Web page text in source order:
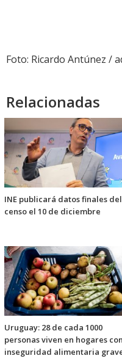
Foto: Ricardo Antúnez /
Relacionadas
INE publicará datos finales del
censo el 10 de diciembre
Uruguay: 28 de cada 1000
personas viven en hogares con
inseguridad alimentaria